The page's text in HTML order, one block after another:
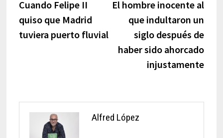
de
entradas
anterior:
Cuando Felipe II
quiso que Madrid
tuviera puerto fluvial
El hombre inocente al
que indultaron un
siglo después de
haber sido ahorcado
injustamente
Alfred López